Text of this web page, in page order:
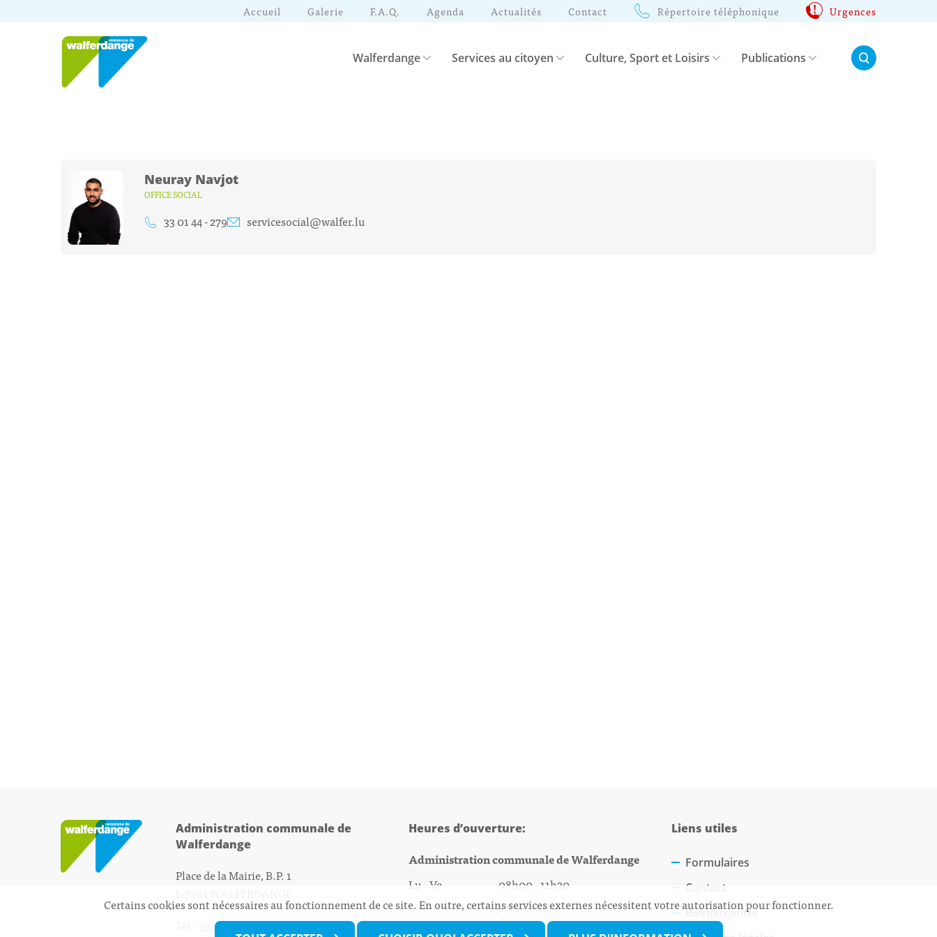
Accueil Galerie F.A.Q. Agenda Actualités Contact Répertoire téléphonique Urgences
Walferdange Services au citoyen Culture, Sport et Loisirs Publications Rechercher:
Neuray Navjot
OFFICE SOCIAL
33 01 44 - 279 servicesocial@walfer.lu
Administration communale de
Walferdange
Place de la Mairie, B.P. 1
Tél.: 33 01 44 - 1secretariat@walfer.lu
Heures d’ouverture:
Administration communale de Walferdange
Lu - Ve 08h00 - 11h30
13h30 - 16h00
Biergercenter
Liens utiles
Formulaires
Contact
Biergercenter
Certains cookies sont nécessaires au fonctionnement de ce site. En outre, certains services externes nécessitent votre autorisation pour fonctionner.